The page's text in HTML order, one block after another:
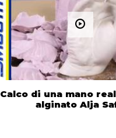
Calco di una mano
alginato Alja